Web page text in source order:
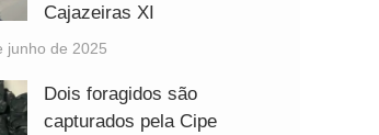
Cajazeiras XI
junho de 2025
Dois foragidos são
capturados pela Cipe